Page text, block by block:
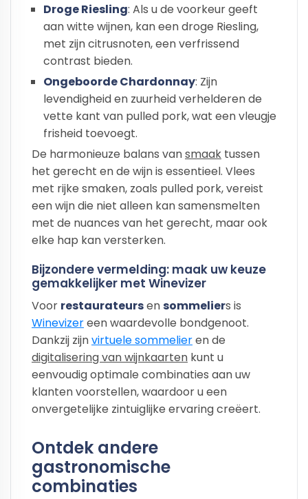
Droge Riesling: Als u de voorkeur geeft
aan witte wijnen, kan een droge Riesling,
met zijn citrusnoten, een verfrissend
contrast bieden.
Ongeboorde Chardonnay: Zijn
levendigheid en zuurheid verhelderen de
vette kant van pulled pork, wat een vleugje
frisheid toevoegt.
De harmonieuze balans vansmaak tussen
het gerecht en de wijn is essentieel. Vlees
met rijke smaken, zoals pulled pork, vereist
een wijn die niet alleen kan samensmelten
met de nuances van het gerecht, maar ook
elke hap kan versterken.
Bijzondere vermelding: maak uw keuze
gemakkelijker met Winevizer
Voor restaurateursensommeliers is
Winevizereen waardevolle bondgenoot.
Dankzij zijnvirtuele sommelieren de
digitalisering van wijnkaarten kunt u
eenvoudig optimale combinaties aan uw
klanten voorstellen, waardoor u een
onvergetelijke zintuiglijke ervaring creëert.
Ontdek andere
gastronomische
combinaties